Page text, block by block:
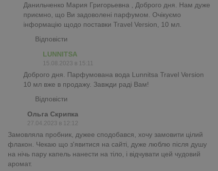
Данильченко Мария Григорьевна , Доброго дня. Нам дуже
приємно, що Ви задоволені парфумом. Очікуємо
інформацію щодо поставки Travel Version, 10 мл.
Відповісти
LUNNITSA
15.08.2023 в 15:11
Доброго дня. Парфумована вода Lunnitsa Travel Version
10 мл вже в продажу. Завжди раді Вам!
Відповісти
Ольга Скрипка
27.04.2023 в 12:12
Замовляла пробник, дужее сподобався, хочу замовити цілий
флакон. Чекаю що з'явитися на сайті, дуже люблю після душу
на нічь пару капель нанести на тіло, і відчувати цей чудовий
аромат.